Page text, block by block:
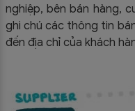
nghiệp, bên bán hàng,
ghi chú các thông tin
đến địa chỉ của khách